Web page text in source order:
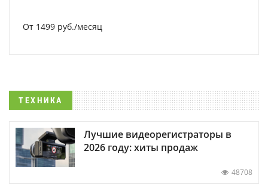
От 1499 руб./месяц
ТЕХНИКА
Лучшие видеорегистраторы в
2026 году: хиты продаж
48708